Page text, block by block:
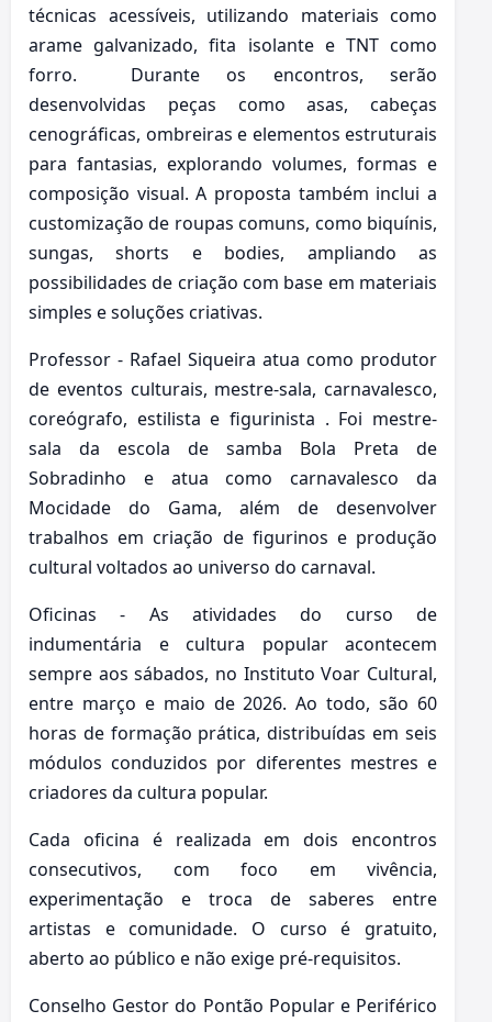
técnicas acessíveis, utilizando materiais como
arame galvanizado, fita isolante e TNT como
forro. Durante os encontros, serão
desenvolvidas peças como asas, cabeças
cenográficas, ombreiras e elementos estruturais
para fantasias, explorando volumes, formas e
composição visual. A proposta também inclui a
customização de roupas comuns, como biquínis,
sungas, shorts e bodies, ampliando as
possibilidades de criação com base em materiais
simples e soluções criativas.
Professor - Rafael Siqueira atua como produtor
de eventos culturais, mestre-sala, carnavalesco,
coreógrafo, estilista e figurinista . Foi mestre-
sala da escola de samba Bola Preta de
Sobradinho e atua como carnavalesco da
Mocidade do Gama, além de desenvolver
trabalhos em criação de figurinos e produção
cultural voltados ao universo do carnaval.
Oficinas - As atividades do curso de
indumentária e cultura popular acontecem
sempre aos sábados, no Instituto Voar Cultural,
entre março e maio de 2026. Ao todo, são 60
horas de formação prática, distribuídas em seis
módulos conduzidos por diferentes mestres e
criadores da cultura popular.
Cada oficina é realizada em dois encontros
consecutivos, com foco em vivência,
experimentação e troca de saberes entre
artistas e comunidade. O curso é gratuito,
aberto ao público e não exige pré-requisitos.
Conselho Gestor do Pontão Popular e Periférico